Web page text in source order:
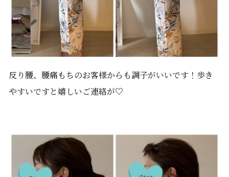
反り腰、腰痛もちのお客様からも調子がいいです！歩き
やすいですと嬉しいご連絡が♡